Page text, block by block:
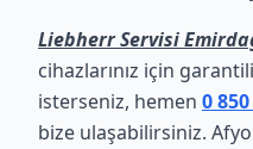
Liebherr Servisi
cihazlarınız için
isterseniz, hemen 0
bize ulaşabilirsiniz.